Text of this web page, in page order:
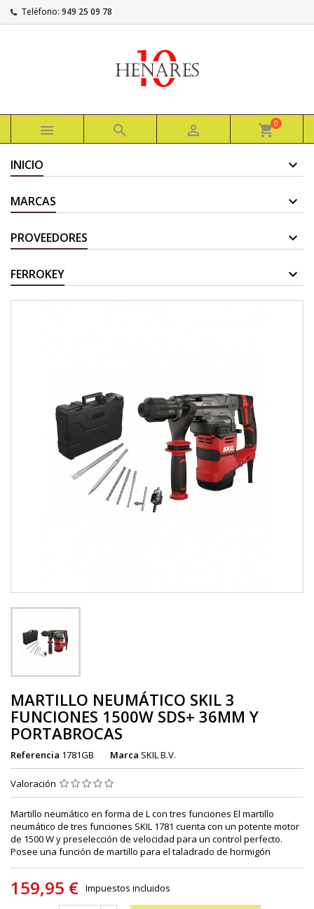
Teléfono: 949 25 09 78
   shopping_cart0
INICIO
MARCAS
PROVEEDORES
FERROKEY
MARTILLO NEUMÁTICO SKIL 3
FUNCIONES 1500W SDS+ 36MM Y
PORTABROCAS
Referencia 1781GB Marca SKIL B.V.
Valoración
Martillo neumático en forma de L con tres funciones El martillo
neumático de tres funciones SKIL 1781 cuenta con un potente motor
de 1500 W y preselección de velocidad para un control perfecto.
Posee una función de martillo para el taladrado de hormigón
159,95 € Impuestos incluidos